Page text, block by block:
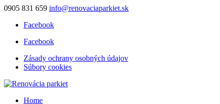
0905 831 659 info@renovaciaparkiet.sk
Facebook
Facebook
Zásady ochrany osobných údajov
Súbory cookies
Home